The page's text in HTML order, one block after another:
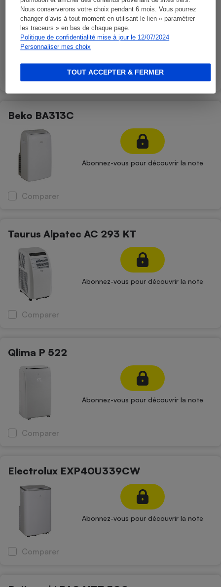
Nous conserverons votre choix pendant 6 mois. Vous pourrez
changer d’avis à tout moment en utilisant le lien « paramétrer
les traceurs » en bas de chaque page.
Politique de confidentialité mise à jour le 12/07/2024
Personnaliser mes choix
TOUT ACCEPTER & FERMER
Abonnez-vous pour découvrir la note
Beko BA313C
Abonnez-vous pour découvrir la note
Comparer
Taurus Alpatec AC 293 KT
Abonnez-vous pour découvrir la note
Comparer
Qlima P 522
Abonnez-vous pour découvrir la note
Comparer
Electrolux EXP40U339CW
Abonnez-vous pour découvrir la note
Comparer